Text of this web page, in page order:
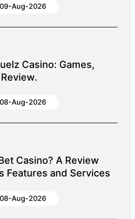
09-Aug-2026
Casino: Games,
08-Aug-2026
Casino? A Review
Features and Services
08-Aug-2026